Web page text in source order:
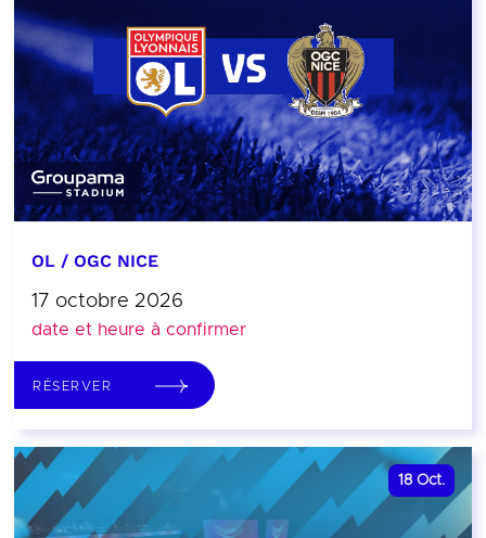
OL / OGC NICE
17 octobre 2026
date et heure à confirmer
RÉSERVER
18 Oct.